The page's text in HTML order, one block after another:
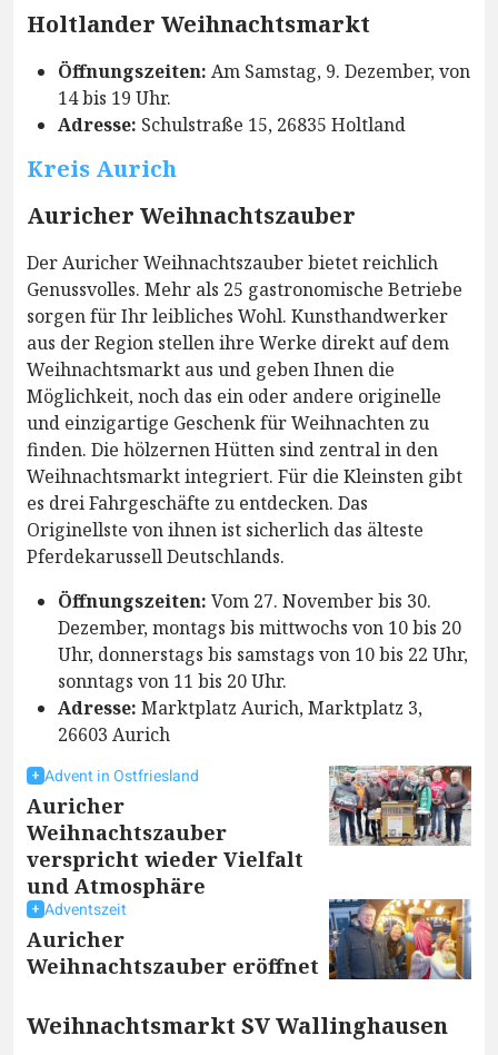
Holtlander Weihnachtsmarkt
Öffnungszeiten: Am Samstag, 9. Dezember, von
14 bis 19 Uhr.
Adresse: Schulstraße 15, 26835 Holtland
Kreis Aurich
Auricher Weihnachtszauber
Der Auricher Weihnachtszauber bietet reichlich
Genussvolles. Mehr als 25 gastronomische Betriebe
sorgen für Ihr leibliches Wohl. Kunsthandwerker
aus der Region stellen ihre Werke direkt auf dem
Weihnachtsmarkt aus und geben Ihnen die
Möglichkeit, noch das ein oder andere originelle
und einzigartige Geschenk für Weihnachten zu
finden. Die hölzernen Hütten sind zentral in den
Weihnachtsmarkt integriert. Für die Kleinsten gibt
es drei Fahrgeschäfte zu entdecken. Das
Originellste von ihnen ist sicherlich das älteste
Pferdekarussell Deutschlands.
Öffnungszeiten: Vom 27. November bis 30.
Dezember, montags bis mittwochs von 10 bis 20
Uhr, donnerstags bis samstags von 10 bis 22 Uhr,
sonntags von 11 bis 20 Uhr.
Adresse: Marktplatz Aurich, Marktplatz 3,
26603 Aurich
Advent in Ostfriesland
Auricher
Weihnachtszauber
verspricht wieder Vielfalt
und Atmosphäre
Adventszeit
Auricher
Weihnachtszauber eröffnet
Weihnachtsmarkt SV Wallinghausen